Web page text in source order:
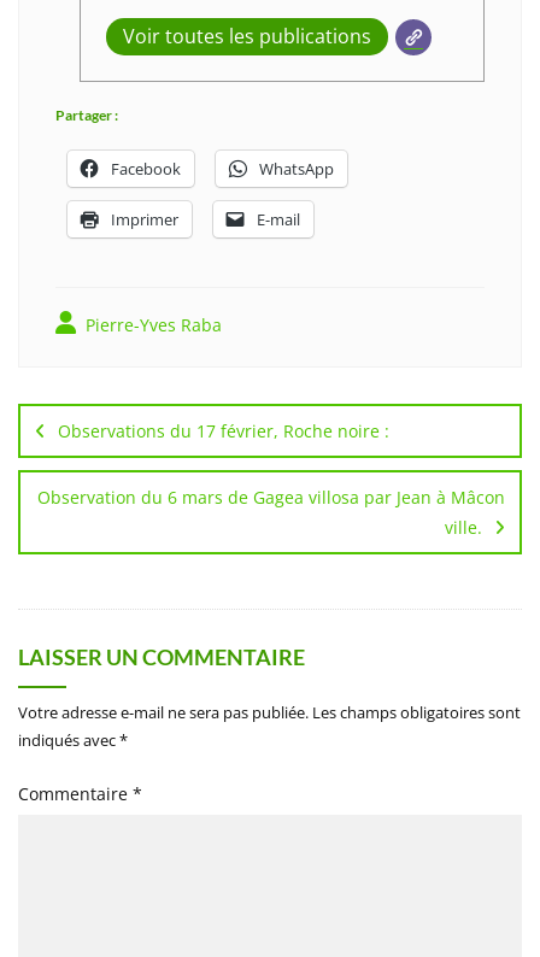
Voir toutes les publications
Partager :
Facebook WhatsApp
Imprimer E-mail
Pierre-Yves Raba
de
l’article
Observations du 17 février, Roche noire :
Observation du 6 mars de Gagea villosa par Jean à Mâcon
ville.
LAISSER UN COMMENTAIRE
Votre adresse e-mail ne sera pas publiée. Les champs obligatoires sont
indiqués avec*
Commentaire *